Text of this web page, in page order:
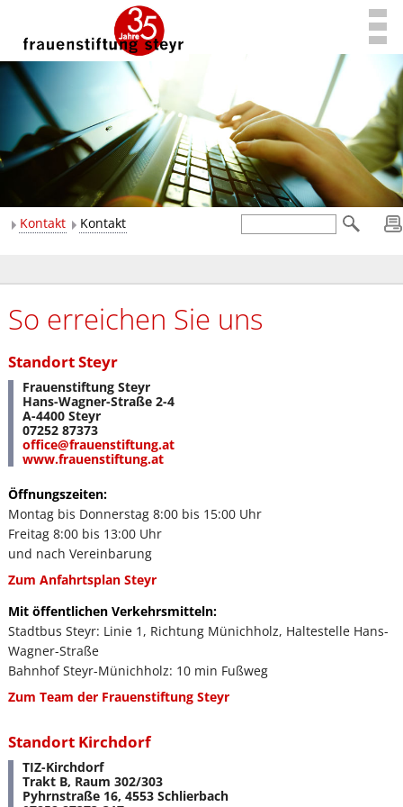
Kontakt Kontakt
So erreichen Sie uns
Standort Steyr
Frauenstiftung Steyr
Hans-Wagner-Straße 2-4
A-4400 Steyr
07252 87373
office@frauenstiftung.at
www.frauenstiftung.at
Öffnungszeiten:
Montag bis Donnerstag 8:00 bis 15:00 Uhr
Freitag 8:00 bis 13:00 Uhr
und nach Vereinbarung
Zum Anfahrtsplan Steyr
Mit öffentlichen Verkehrsmitteln:
Stadtbus Steyr: Linie 1, Richtung Münichholz, Haltestelle Hans-
Wagner-Straße
Bahnhof Steyr-Münichholz: 10 min Fußweg
Zum Team der Frauenstiftung Steyr
Standort Kirchdorf
TIZ-Kirchdorf
Trakt B, Raum 302/303
Pyhrnstraße 16, 4553 Schlierbach